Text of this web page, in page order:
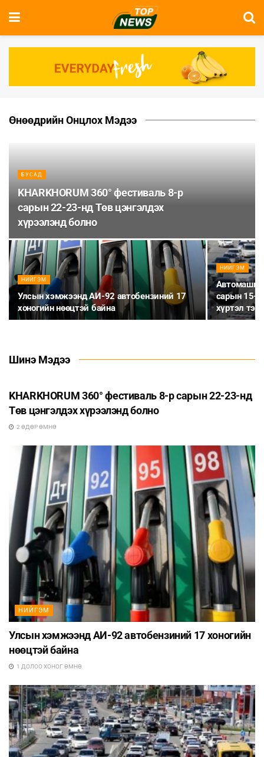
Өнөөдрийн Онцлох Мэдээ
БУСАД
KHARKHORUM 360° фестиваль 8-р
сарын 22-23-нд Төв цэнгэлдэх
хүрээлэнд болно
НИЙГЭМ
Улсын хэмжээнд АИ-92 автобензиний 17
хоногийн нөөцтэй байна
НИЙГЭМ
сарын 15-
хүртэл
Шинэ Мэдээ
KHARKHORUM 360° фестиваль 8-р сарын 22-23-нд
Төв цэнгэлдэх хүрээлэнд болно
2 ӨДӨР ӨМНӨ
НИЙГЭМ
Улсын хэмжээнд АИ-92 автобензиний 17 хоногийн
нөөцтэй байна
1 ДОЛОО ХОНОГ ӨМНӨ